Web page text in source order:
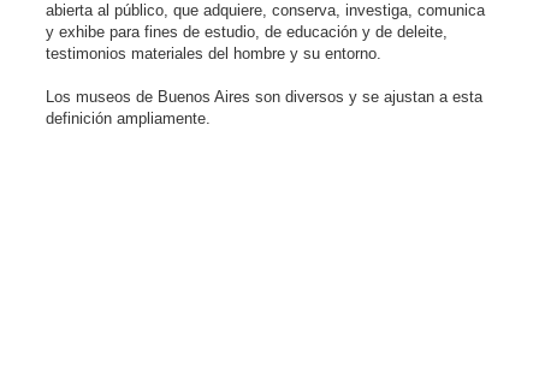
abierta al público, que adquiere, conserva, investiga, comunica
y exhibe para fines de estudio, de educación y de deleite,
testimonios materiales del hombre y su entorno.
Los museos de Buenos Aires son diversos y se ajustan a esta
definición ampliamente.